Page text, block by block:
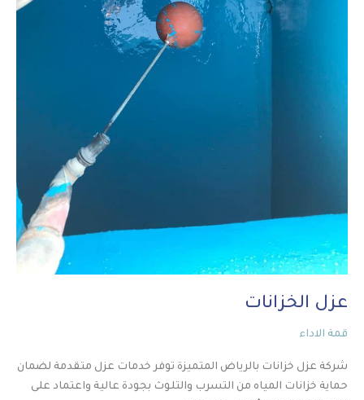
عزل الخزانات
قمة الاداء
شركة عزل خزانات بالرياض المتميزة توفر خدمات عزل متقدمة لضمان
حماية خزانات المياه من التسرب والتلوث بجودة عالية واعتماد على